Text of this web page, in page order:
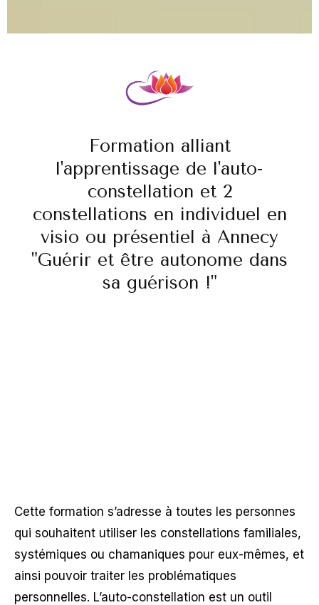
Formation alliant
l'apprentissage de l'auto-
constellation et 2
constellations en individuel en
visio ou présentiel à Annecy
"Guérir et être autonome dans
sa guérison !"
Cette formation s’adresse à toutes les personnes
qui souhaitent utiliser les constellations familiales,
systémiques ou chamaniques pour eux-mêmes, et
ainsi pouvoir traiter les problématiques
personnelles. L’auto-constellation est un outil